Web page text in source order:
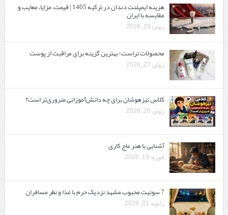
هزینه ایمپلنت دندان در ترکیه 1405 | قیمت، مزایا، معایب و
مقایسه با ایران
ژوئن 29, 2026
محصولات تراست؛ بهترین گزینه برای مراقبت از پوست
ژوئن 27, 2026
کلاس تیزهوشان برای چه دانش‌آموزانی ضروری‌تر است؟
ژوئن 16, 2026
آشنایی با هنر عاج کاری
فوریه 10, 2026
7 سوئیت محبوب مشهد نزدیک حرم با غذا و نظر مسافران
ژانویه 01, 2026